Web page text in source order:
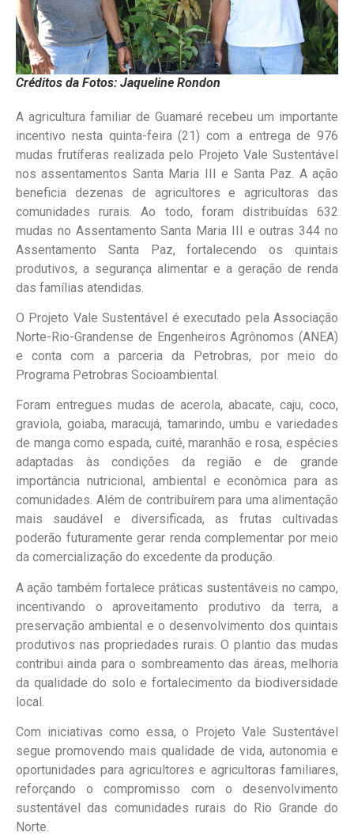
Créditos da Fotos: Jaqueline Rondon
A agricultura familiar de Guamaré recebeu um importante
incentivo nesta quinta-feira (21) com a entrega de 976
mudas frutíferas realizada pelo Projeto Vale Sustentável
nos assentamentos Santa Maria III e Santa Paz. A ação
beneficia dezenas de agricultores e agricultoras das
comunidades rurais. Ao todo, foram distribuídas 632
mudas no Assentamento Santa Maria III e outras 344 no
Assentamento Santa Paz, fortalecendo os quintais
produtivos, a segurança alimentar e a geração de renda
das famílias atendidas.
O Projeto Vale Sustentável é executado pela Associação
Norte-Rio-Grandense de Engenheiros Agrônomos (ANEA)
e conta com a parceria da Petrobras, por meio do
Programa Petrobras Socioambiental.
Foram entregues mudas de acerola, abacate, caju, coco,
graviola, goiaba, maracujá, tamarindo, umbu e variedades
de manga como espada, cuité, maranhão e rosa, espécies
adaptadas às condições da região e de grande
importância nutricional, ambiental e econômica para as
comunidades. Além de contribuírem para uma alimentação
mais saudável e diversificada, as frutas cultivadas
poderão futuramente gerar renda complementar por meio
da comercialização do excedente da produção.
A ação também fortalece práticas sustentáveis no campo,
incentivando o aproveitamento produtivo da terra, a
preservação ambiental e o desenvolvimento dos quintais
produtivos nas propriedades rurais. O plantio das mudas
contribui ainda para o sombreamento das áreas, melhoria
da qualidade do solo e fortalecimento da biodiversidade
local.
Com iniciativas como essa, o Projeto Vale Sustentável
segue promovendo mais qualidade de vida, autonomia e
oportunidades para agricultores e agricultoras familiares,
reforçando o compromisso com o desenvolvimento
sustentável das comunidades rurais do Rio Grande do
Norte.